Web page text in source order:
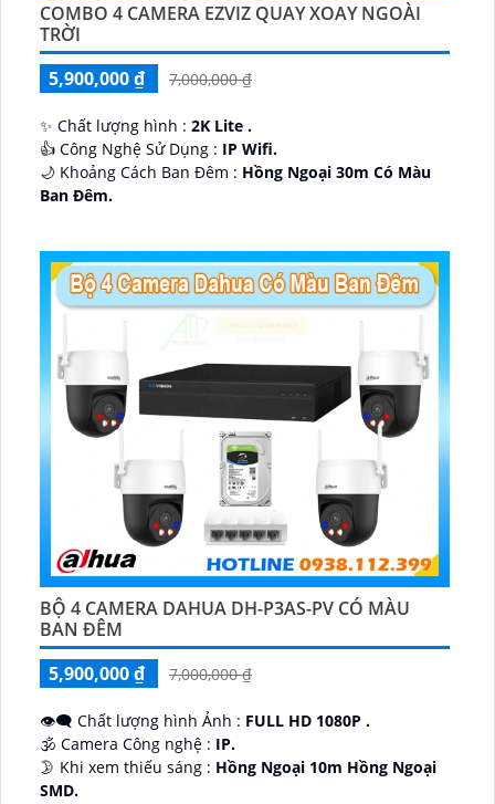
COMBO 4 CAMERA EZVIZ QUAY XOAY NGOÀI
TRỜI
5,900,000 ₫
7,000,000 ₫
✨ Chất lượng hình : 2K Lite .
👍 Công Nghệ Sử Dụng : IP Wifi.
🌙 Khoảng Cách Ban Đêm : Hồng Ngoại 30m Có Màu
Ban Ðêm.
BỘ 4 CAMERA DAHUA DH-P3AS-PV CÓ MÀU
BAN ĐÊM
5,900,000 ₫
7,000,000 ₫
👁️‍🗨 Chất lượng hình Ảnh : FULL HD 1080P .
🕉️ Camera Công nghệ : IP.
🌛 Khi xem thiếu sáng : Hồng Ngoại 10m Hồng Ngoại
SMD.